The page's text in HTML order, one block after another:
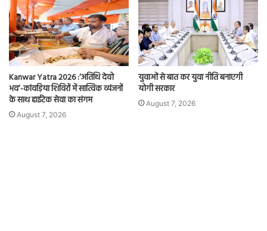
Kanwar Yatra 2026 :‘अतिथि देवो
भव’-कांवड़िया शिविरों में सात्विक व्यंजनों
के साथ हाईटेक सेवा का संगम
August 7, 2026
युवाओं से बात कर युवा नीति बनाएगी
योगी सरकार
August 7, 2026